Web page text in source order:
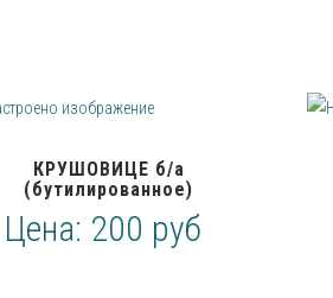
КРУШОВИЦЕ б/а
(бутилированное)
Цена: 200 руб